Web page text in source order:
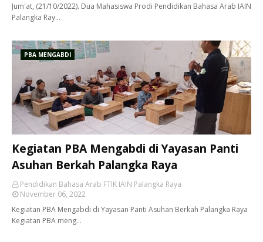
Jum'at, (21/10/2022). Dua Mahasiswa Prodi Pendidikan Bahasa Arab IAIN
Palangka Ray…
PBA MENGABDI
Kegiatan PBA Mengabdi di Yayasan Panti
Asuhan Berkah Palangka Raya
Pendidikan Bahasa Arab FTIK IAIN Palangka Raya
November 06, 2022
Kegiatan PBA Mengabdi di Yayasan Panti Asuhan Berkah Palangka Raya
Kegiatan PBA meng…